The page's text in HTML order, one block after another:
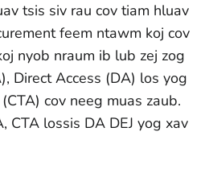
tsis siv rau cov tiam hluav
feem ntawm koj cov
nyob nraum ib lub zej zog
Direct Access (DA) los yog
cov neeg muas zaub.
CTA lossis DA DEJ yog xav